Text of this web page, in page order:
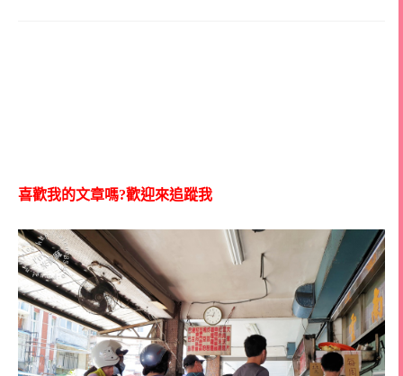
喜歡我的文章嗎?歡迎來追蹤我